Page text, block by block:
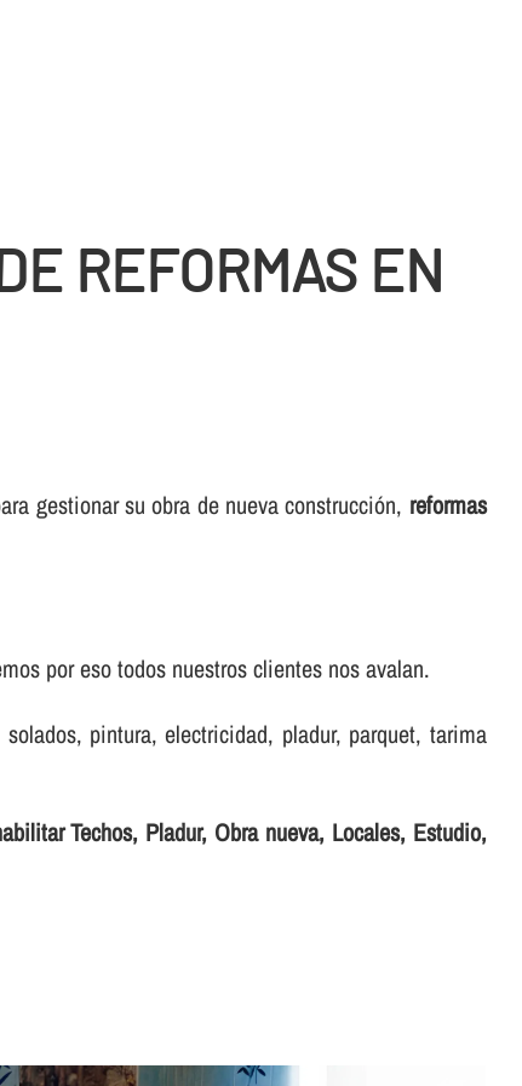
REFORMAS EN
gestionar su obra de nueva construcción, reformas
por eso todos nuestros clientes nos avalan.
pintura, electricidad, pladur, parquet, tarima
Techos, Pladur, Obra nueva, Locales, Estudio,